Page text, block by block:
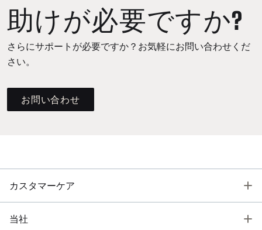
助けが必要ですか?
さらにサポートが必要ですか？お気軽にお問い合わせくだ
さい。
お問い合わせ
カスタマーケア
当社